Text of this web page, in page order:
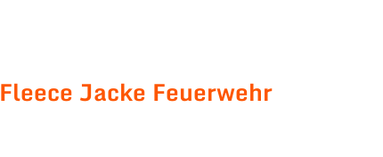
Fleece Jacke Feuerwehr